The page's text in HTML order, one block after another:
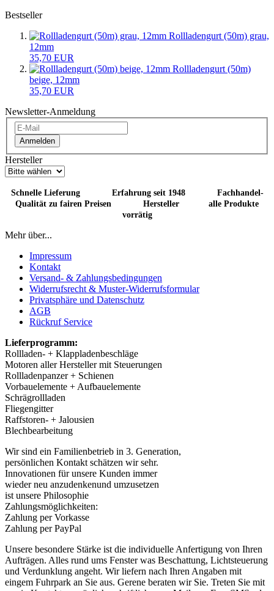
Bestseller
Rollladengurt (50m) grau,
12mm
35,70 EUR
Rollladengurt (50m)
beige, 12mm
35,70 EUR
Newsletter-Anmeldung
Anmelden
Hersteller
Schnelle Lieferung Erfahrung seit 1948 Fachhandel-
Qualität zu fairen Preisen Hersteller alle Produkte
vorrätig
Mehr über...
Impressum
Kontakt
Versand- & Zahlungsbedingungen
Widerrufsrecht & Muster-Widerrufsformular
Privatsphäre und Datenschutz
AGB
Rückruf Service
Lieferprogramm:
Rollladen- + Klappladenbeschläge
Motoren aller Hersteller mit Steuerungen
Rollladenpanzer + Schienen
Vorbauelemente + Aufbauelemente
Schrägrollladen
Fliegengitter
Raffstoren- + Jalousien
Blechbearbeitung
Wir sind ein Familienbetrieb in 3. Generation,
persönlichen Kontakt schätzen wir sehr.
Innovationen für unsere Kunden immer
wieder neu anzudenkenund umzusetzen
ist unsere Philosophie
Zahlungsmöglichkeiten:
Zahlung per Vorkasse
Zahlung per PayPal
Unsere besondere Stärke ist die individuelle Anfertigung von Ihren
Aufträgen. Alles rund ums Fenster was Beschattung, Lichtsteuerung
und Verdunklung angeht. Wir liefern nach Ihren Angaben mit
eingem Fuhrpark an Sie aus. Gerene beraten wir Sie. Treten Sie mit